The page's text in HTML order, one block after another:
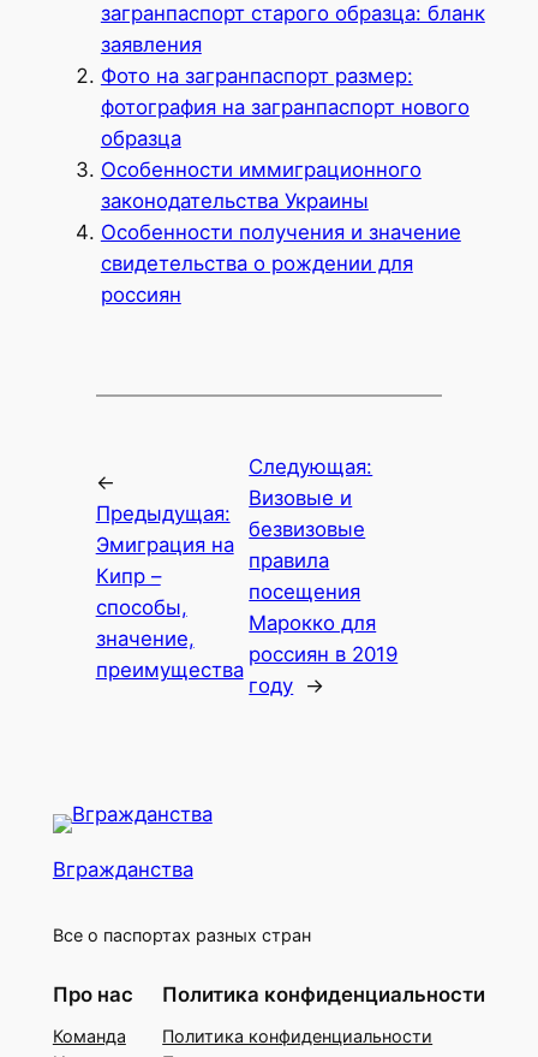
загранпаспорт старого образца: бланк
заявления
Фото на загранпаспорт размер:
фотография на загранпаспорт нового
образца
Особенности иммиграционного
законодательства Украины
Особенности получения и значение
свидетельства о рождении для
россиян
←
Предыдущая:
Эмиграция на
Кипр –
способы,
значение,
преимущества
Следующая:
Визовые и
безвизовые
правила
посещения
Марокко для
россиян в 2019
году →
Вгражданства
Все о паспортах разных стран
Про нас
Команда
Политика конфиденциальности
Политика конфиденциальности